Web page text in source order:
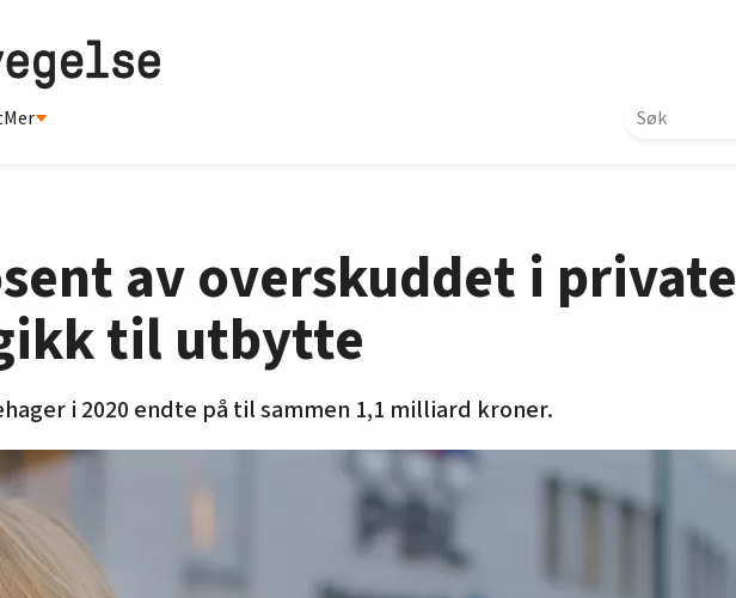
Mer
av overskuddet i private
til utbytte
i 2020 endte på til sammen 1,1 milliard kroner.